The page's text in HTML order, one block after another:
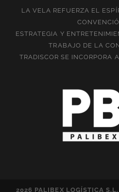
LA VELA REFUERZA EL
ESTRATEGIA Y
TRABAJO DE LA
TRADISCOR SE INCORPORA
2026 PALIBEX LOGÍSTICA